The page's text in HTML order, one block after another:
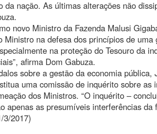
da nação. As últimas alterações não
novo Ministro da Fazenda Malusi
Ministro na defesa dos princípios de uma
na proteção do Tesouro da
afirma Dom Gabuza.
sobre a gestão da economia pública,
uma comissão de inquérito sobre as
dos Ministros. “O inquérito –
apenas as presumíveis interferências da
3/2017)